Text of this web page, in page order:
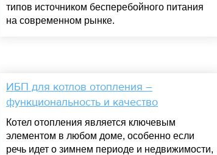
типов источником бесперебойного питания
на современном рынке.
ИБП для котлов отопления –
функциональность и качество
Котел отопления является ключевым
элементом в любом доме, особенно если
речь идет о зимнем периоде и недвижимости,